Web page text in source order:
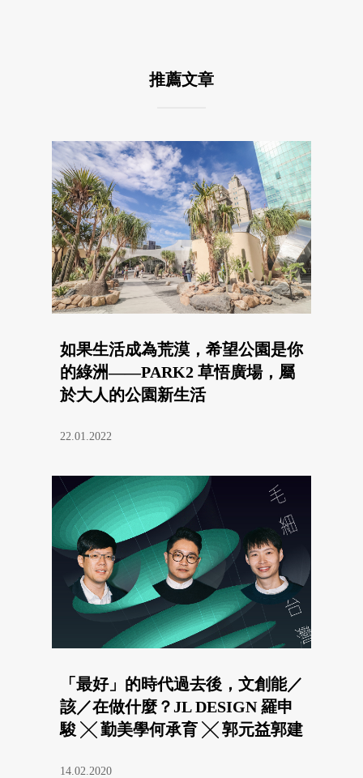
推薦文章
如果生活成為荒漠，希望公園是你
的綠洲——PARK2 草悟廣場，屬
於大人的公園新生活
22.01.2022
「最好」的時代過去後，文創能／
該／在做什麼？JL DESIGN 羅申
駿 ╳ 勤美學何承育 ╳ 郭元益郭建
14.02.2020